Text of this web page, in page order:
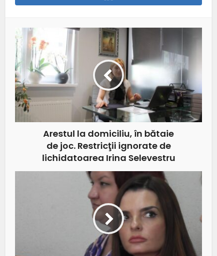
Arestul la domiciliu, în bătaie
de joc. Restricţii ignorate de
lichidatoarea Irina Selevestru